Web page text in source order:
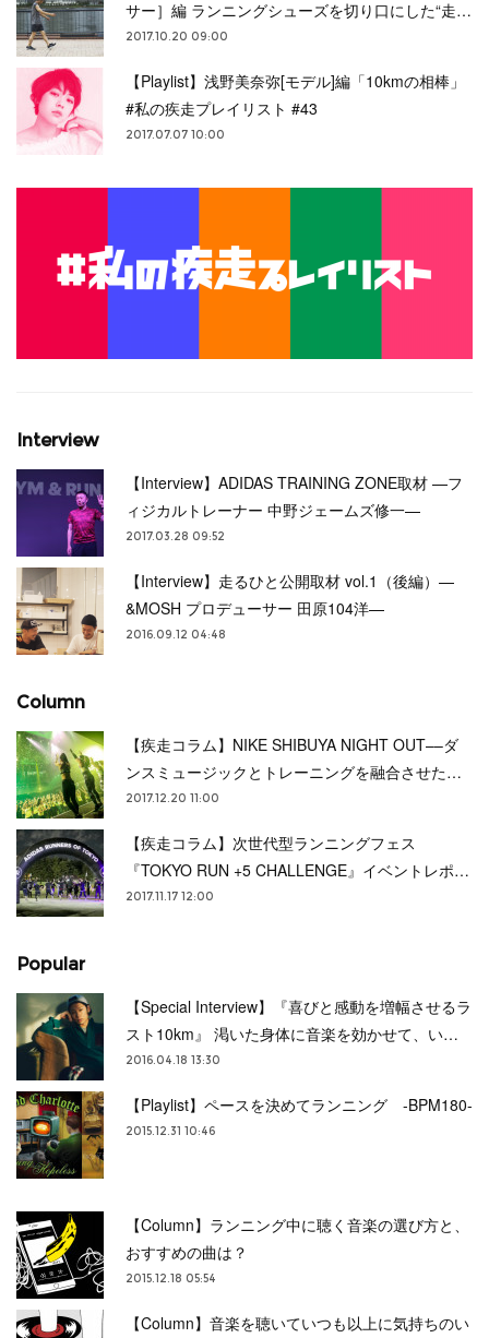
サー］編 ランニングシューズを切り口にした“走…
2017.10.20 09:00
【Playlist】浅野美奈弥[モデル]編「10kmの相棒」
#私の疾走プレイリスト #43
2017.07.07 10:00
Interview
【Interview】ADIDAS TRAINING ZONE取材 —フ
ィジカルトレーナー 中野ジェームズ修一—
2017.03.28 09:52
【Interview】走るひと公開取材 vol.1（後編）—
&MOSH プロデューサー 田原104洋—
2016.09.12 04:48
Column
【疾走コラム】NIKE SHIBUYA NIGHT OUT––ダ
ンスミュージックとトレーニングを融合させた…
2017.12.20 11:00
【疾走コラム】次世代型ランニングフェス
『TOKYO RUN +5 CHALLENGE』イベントレポ…
2017.11.17 12:00
Popular
【Special Interview】『喜びと感動を増幅させるラ
スト10km』 渇いた身体に音楽を効かせて、い…
2016.04.18 13:30
【Playlist】ペースを決めてランニング -BPM180-
2015.12.31 10:46
【Column】ランニング中に聴く音楽の選び方と、
おすすめの曲は？
2015.12.18 05:54
【Column】音楽を聴いていつも以上に気持ちのい